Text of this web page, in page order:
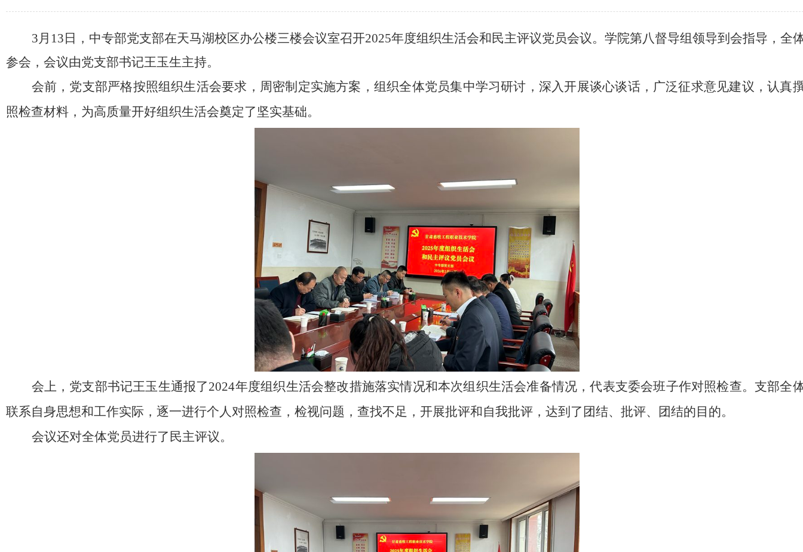
3月13 日， 中专部党支部在天马湖校区办公楼三楼会议室召开2025年度组织生活会和 民主评议党员会议。 学院第八督导组领导到会指导 ，全
参会，会议由党支部书记王玉生主持。
会前，党支部严格按照组织生活会要求，周密制定实施方案，组织全体党员集中学习研讨，深入开展谈心谈话，广泛征求意见建议，认真
照检查材料，为高质量开好组织生活会奠定了坚实基础。
会上， 党支部书记王玉生通报了2024年度组织生活会整改措施落实情况和本次组织生活会准备情况，代表支委会班子作对照检查。支部全
联系自身思想和工作实际，逐一进行个人对照检查，检视问题，查找不足，开展批评和自我批评， 达到了团结、批评、团结的目的。
会议还对全体党员进行了民主评议。